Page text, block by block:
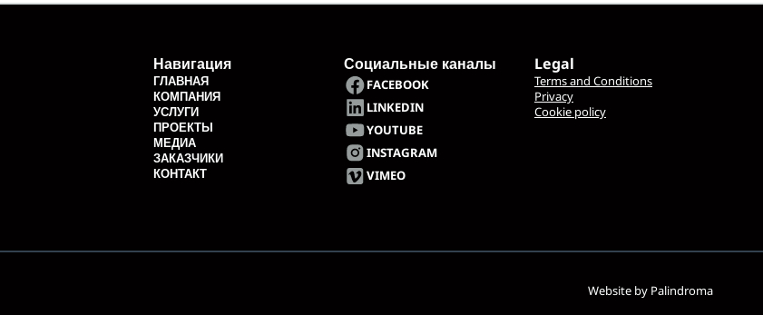
Навигация
ГЛАВНАЯ
КОМПАНИЯ
УСЛУГИ
ПРОЕКТЫ
МЕДИА
ЗАКАЗЧИКИ
КОНТАКТ
Социальные каналы
FACEBOOK
LINKEDIN
YOUTUBE
INSTAGRAM
VIMEO
Legal
Terms and Conditions
Privacy
Cookie policy
Website by Palindroma